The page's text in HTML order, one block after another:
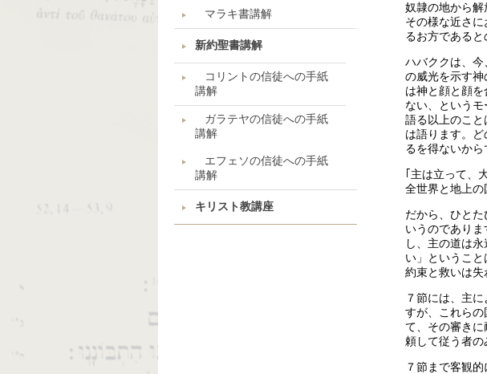
マラキ書講解
新約聖書講解
コリントの信徒への手紙
講解
ガラテヤの信徒への手紙
講解
エフェソの信徒への手紙
講解
キリスト教講座
奴隷の地から
その様な近さ
るお方であると
ハバククは、
の威光を示す
は神と顔と顔
ない、という
語る以上のこ
は語ります。
るを得ないから
｢主は立って、
全世界と地上の
だから、ひと
いうのであり
し、主の道は
い」というこ
約束と救いは失
７節には、主
すが、これら
て、その審き
頼して従う者の
７節まで客観